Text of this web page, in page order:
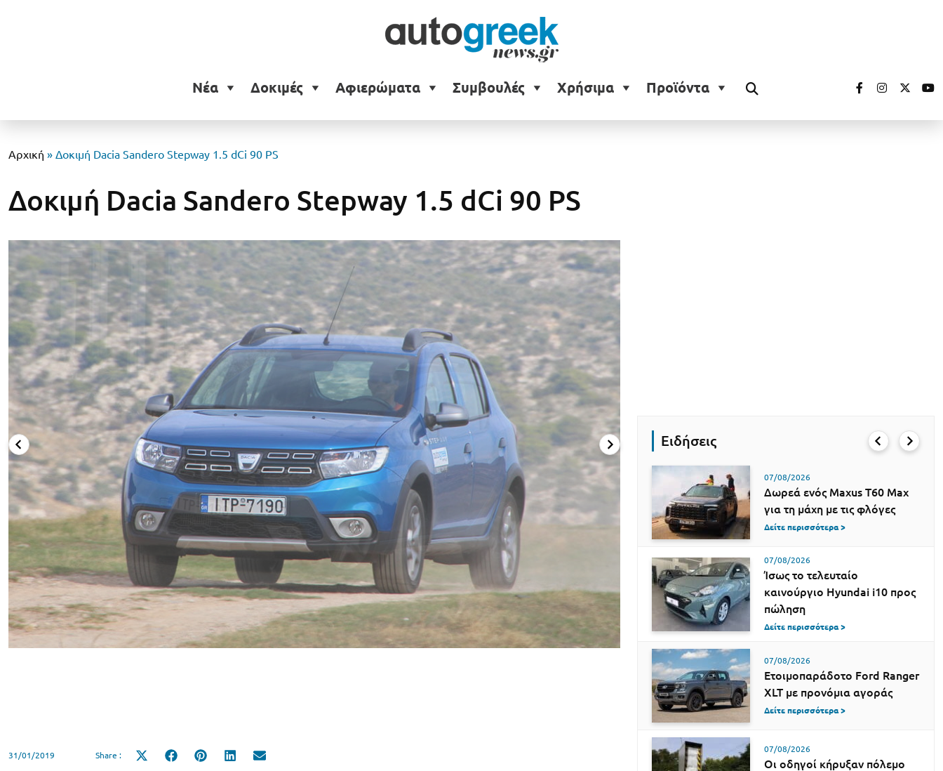
Νέα Δοκιμές Αφιερώματα Συμβουλές Χρήσιμα Προϊόντα
Αρχική » Δοκιμή Dacia Sandero Stepway 1.5 dCi 90 PS
Δοκιμή Dacia Sandero Stepway 1.5 dCi 90 PS
31/01/2019 Share :
Share
Share
Share
Share
Ειδήσεις
07/08/2026
Δωρεά ενός Maxus T60 Max
για τη μάχη με τις φλόγες
Δείτε περισσότερα >
07/08/2026
Ίσως το τελευταίο
καινούργιο Hyundai i10 προς
πώληση
Δείτε περισσότερα >
07/08/2026
Ετοιμοπαράδοτο Ford Ranger
XLT με προνόμια αγοράς
Δείτε περισσότερα >
07/08/2026
Οι οδηγοί κήρυξαν πόλεμο